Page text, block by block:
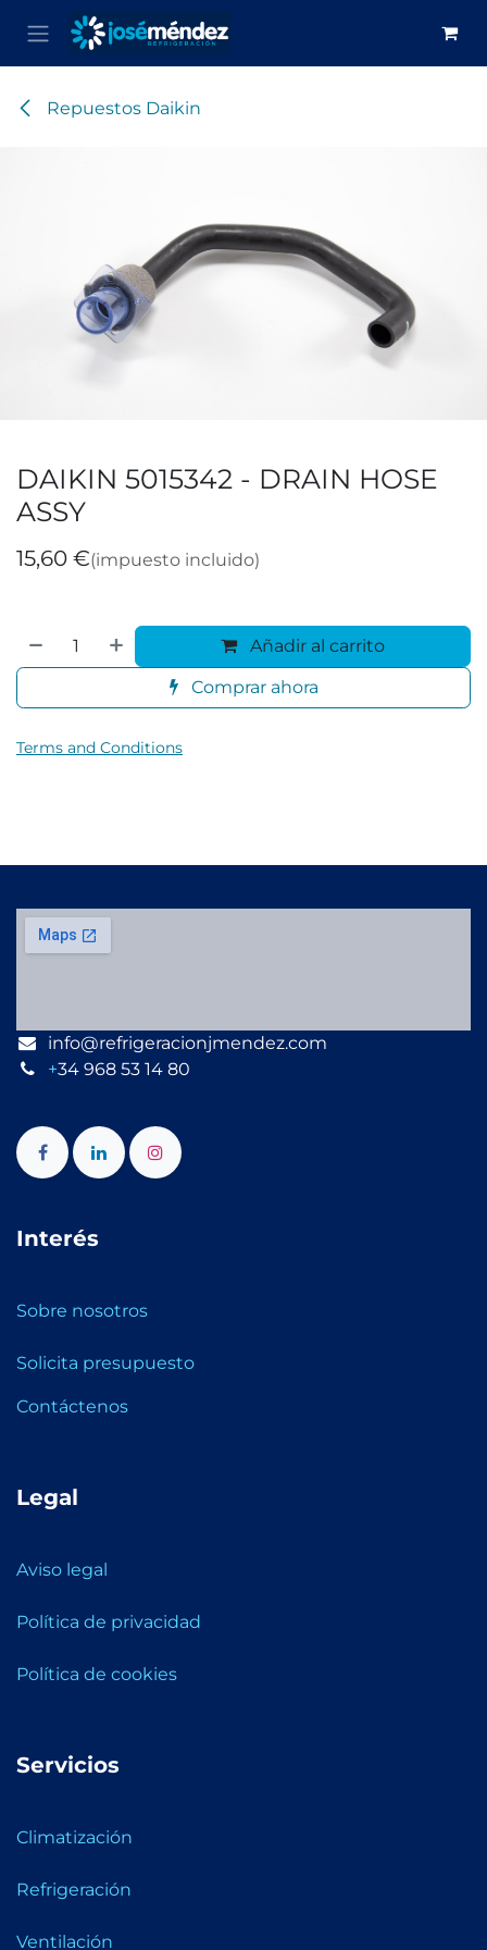
Ir al contenido
Repuestos Daikin
DAIKIN 5015342 - DRAIN HOSE
ASSY
15,60 €(impuesto incluido)
Añadir al carrito
Comprar ahora
Terms and Conditions
info@refrigeracionjmendez.com
+34 968 53 14 80
Interés
Sobre nosotros
Solicita presupuesto
Contáctenos
Legal
Aviso legal
Política de privacidad
Política de cookies
Servicios
Climatización
Refrigeración
Ventilación